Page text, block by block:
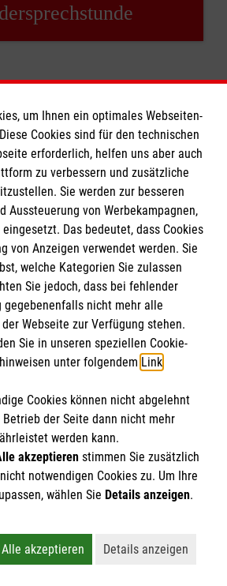
für Kirche und Caritas eG
uns
1
e.V. ist als eingetragene
um Ihnen ein optimales Webseiten-
Cookies sind für den technischen
erforderlich, helfen uns aber auch
zu verbessern und zusätzliche
Sie werden zur besseren
Aussteuerung von Werbekampagnen,
eingesetzt. Das bedeutet, dass Cookies
von Anzeigen verwendet werden. Sie
welche Kategorien Sie zulassen
Sie jedoch, dass bei fehlender
gegebenenfalls nicht mehr alle
Webseite zur Verfügung stehen.
Sie in unseren speziellen Cookie-
unter folgendem Link.
Cookies können nicht abgelehnt
Betrieb der Seite dann nicht mehr
werden kann.
akzeptierenstimmen Sie zusätzlich
notwendigen Cookies zu. Um Ihre
wählen Sie Details anzeigen.
nicht-essentiellen Cookies ab
Alle akzeptieren
Akzeptiert alle Cookies
Details anzeigen